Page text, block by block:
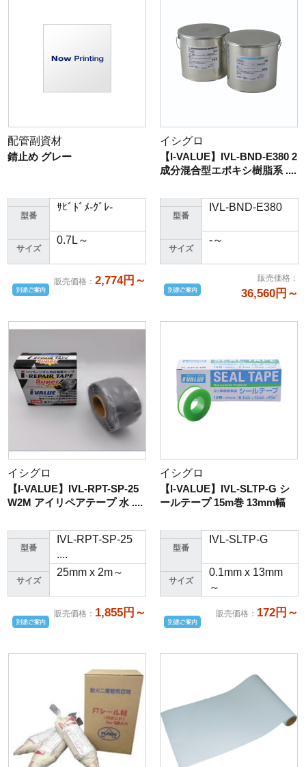
配管副資材
錆止め グレー
型番
ｻﾋﾞﾄﾞﾒ-ｸﾞﾚ-
サイズ
0.7L～
販売価格 ： 2,774円～
イシグロ
【I-VALUE】IVL-BND-E380 2
成分混合型エポキシ樹脂系 ....
型番
IVL-BND-E380
サイズ
-～
販売価格 ：
36,560円～
イシグロ
【I-VALUE】IVL-RPT-SP-25
W2M アイリペアテープ 水 ....
型番
IVL-RPT-SP-25
....
サイズ
25mm x 2m～
販売価格 ： 1,855円～
イシグロ
【I-VALUE】IVL-SLTP-G シ
ールテープ 15m巻 13mm幅
型番
IVL-SLTP-G
サイズ
0.1mm x 13mm
～
販売価格 ： 172円～